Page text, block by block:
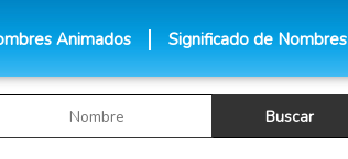
Animados Significado de Nombres